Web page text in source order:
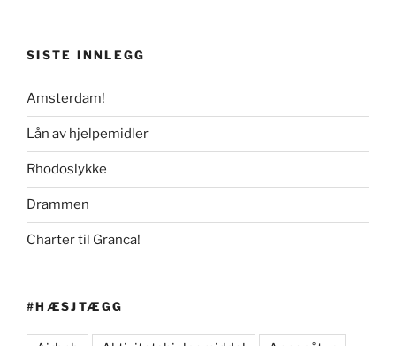
SISTE INNLEGG
Amsterdam!
Lån av hjelpemidler
Rhodoslykke
Drammen
Charter til Granca!
#HÆSJTÆGG